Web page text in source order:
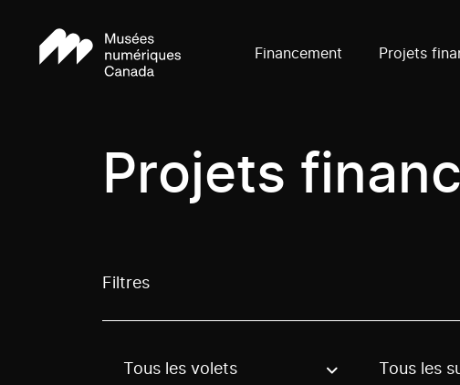
Financement Projets
Projets
Filtres
Use these options to filter projects by topic,
Tous les volets Tous les